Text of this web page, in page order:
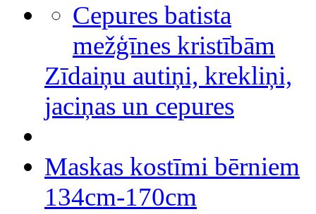
Cepures batista
mežģīnes kristībām
Zīdaiņu autiņi, krekliņi,
jaciņas un cepures
Maskas kostīmi bērniem
134cm-170cm